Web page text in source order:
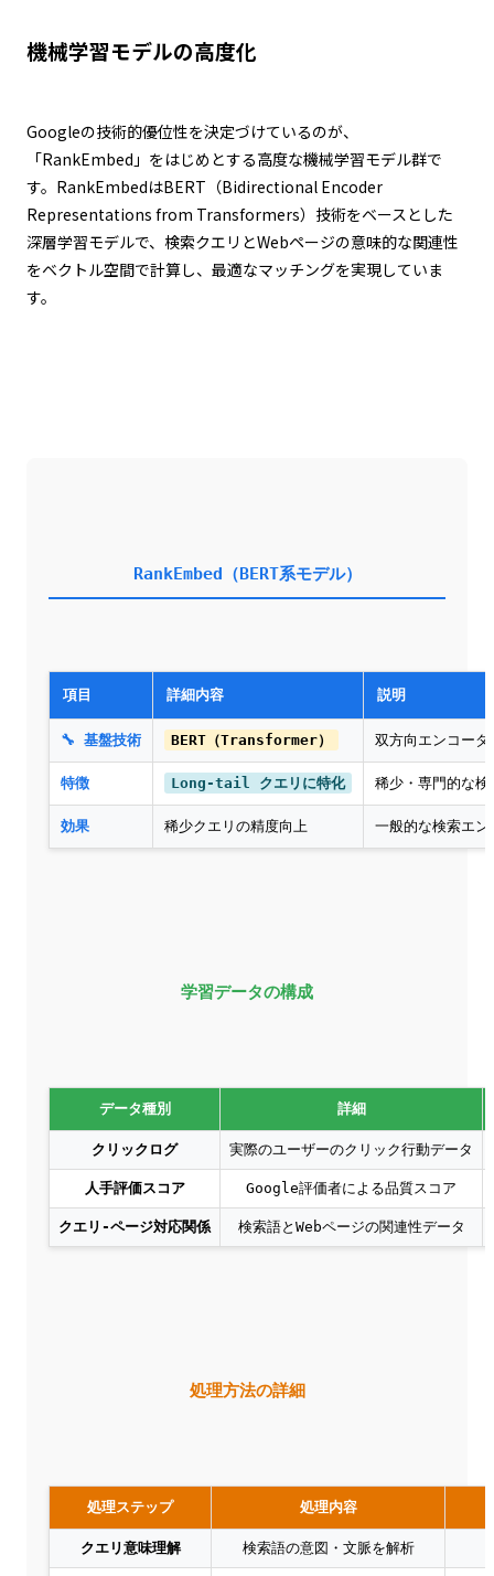
機械学習モデルの高度化
Googleの技術的優位性を決定づけているのが、
「RankEmbed」をはじめとする高度な機械学習モデル群で
す。RankEmbedはBERT（Bidirectional Encoder
Representations from Transformers）技術をベースとした
深層学習モデルで、検索クエリとWebページの意味的な関連性
をベクトル空間で計算し、最適なマッチングを実現していま
す。
RankEmbed（BERT系モデル）
項目 詳細内容 説明
🔧 基盤技術 BERT（Transformer） 双方向エンコーダ
特徴 Long-tail クエリに特化 稀少・専門的な
効果 稀少クエリの精度向上 一般的な検索エ
学習データの構成
データ種別 詳細
クリックログ 実際のユーザーのクリック行動データ
人手評価スコア Google評価者による品質スコア
クエリ-ページ対応関係 検索語とWebページの関連性データ
処理方法の詳細
処理ステップ 処理内容
クエリ意味理解 検索語の意図・文脈を解析